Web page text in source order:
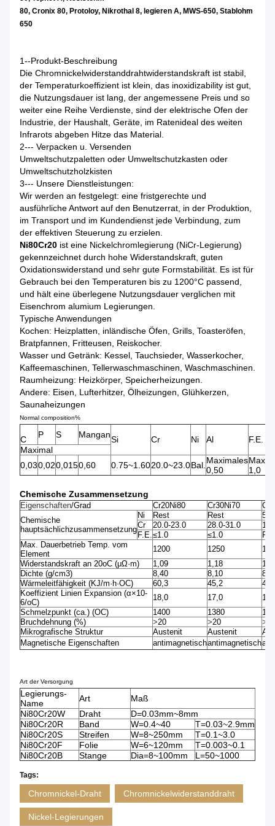
80, Cronix 80, Protoloy, Nikrothal 8, legieren A, MWS-650, Stablohm
650
1--Produkt-Beschreibung
Die Chromnickelwiderstanddrahtwiderstandskraft ist stabil,
der Temperaturkoeffizient ist klein, das inoxidizability ist gut,
die Nutzungsdauer ist lang, der angemessene Preis und so
weiter eine Reihe Verdienste, sind der elektrische Ofen der
Industrie, der Haushalt, Geräte, im Ratenideal des weiten
Infrarots abgeben Hitze das Material.
2--- Verpacken u. Versenden
Umweltschutzpaletten oder Umweltschutzkasten oder
Umweltschutzholzkisten
3--- Unsere Dienstleistungen:
Wir werden an festgelegt: eine fristgerechte und
ausführliche Antwort auf den Benutzerrat, in der Produktion,
im Transport und im Kundendienst jede Verbindung, zum
der effektiven Steuerung zu erzielen.
Ni80Cr20 ist eine Nickelchromlegierung (NiCr-Legierung)
gekennzeichnet durch hohe Widerstandskraft, guten
Oxidationswiderstand und sehr gute Formstabilität. Es ist für
Gebrauch bei den Temperaturen bis zu 1200°C passend,
und hält eine überlegene Nutzungsdauer verglichen mit
Eisenchrom alumium Legierungen.
Typische Anwendungen
Kochen: Heizplatten, inländische Öfen, Grills, Toasteröfen,
Bratpfannen, Fritteusen, Reiskocher.
Wasser und Getränk: Kessel, Tauchsieder, Wasserkocher,
Kaffeemaschinen, Tellerwaschmaschinen, Waschmaschinen.
Raumheizung: Heizkörper, Speicherheizungen.
Andere: Eisen, Lufterhitzer, Ölheizungen, Glühkerzen,
Saunaheizungen
Normal composition%
C P S ManganSi Cr Ni Al
F.E.
Maximal
0,030,020,0150,60 0.75~1.6020.0~23.0Bal.Maximales
0,50
1,0
Chemische Zusammensetzung
Eigenschaften/Grad Cr20Ni80 Cr30Ni70
Chemische
hauptsächlichzusammensetzung
Ni Rest Rest
Cr
20.0-23.0 28.0-31.0
F.E.≤1.0 ≤1.0
Max. Dauerbetrieb Temp. vom
Element
1200 1250
Widerstandskraft an 20oC (μΩ·m)
1,09 1,18
Dichte (g/cm3)
8,40 8,10
Wärmeleitfähigkeit (KJ/m·h·OC)
60,3 45,2
Koeffizient Linien Expansion (α×10-
6/oC)
18,0 17,0
Schmelzpunkt (ca.) (OC)
1400 1380
Bruchdehnung (%)
>20 >20 >
Mikrografische Struktur
Austenit Austenit
Magnetische Eigenschaften
antimagnetischantimagnetisch
Art der Versorgung
Legierungs-
Name
Art
Maß
Ni80Cr20W
Draht
D=0.03mm~8mm
Ni80Cr20R
Band W=0.4~40
T=0.03~2.9mm
Ni80Cr20S
Streifen W=8~250mm
T=0.1~3.0
Ni80Cr20F
Folie W=6~120mm
T=0.003~0.1
Ni80Cr20B
Stange Dia=8~100mm L=50~1000
Tags:
Chromnickel-Draht Chromnickelwiderstanddraht
Nickel-Legierungen